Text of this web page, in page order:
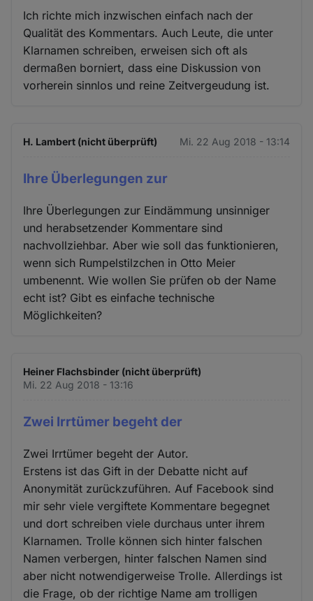
Ich richte mich inzwischen einfach nach der
Qualität des Kommentars. Auch Leute, die unter
Klarnamen schreiben, erweisen sich oft als
dermaßen borniert, dass eine Diskussion von
vorherein sinnlos und reine Zeitvergeudung ist.
H. Lambert (nicht überprüft) Mi. 22 Aug 2018 - 13:14
Ihre Überlegungen zur
Ihre Überlegungen zur Eindämmung unsinniger
und herabsetzender Kommentare sind
nachvollziehbar. Aber wie soll das funktionieren,
wenn sich Rumpelstilzchen in Otto Meier
umbenennt. Wie wollen Sie prüfen ob der Name
echt ist? Gibt es einfache technische
Möglichkeiten?
Heiner Flachsbinder (nicht überprüft)
Mi. 22 Aug 2018 - 13:16
Zwei Irrtümer begeht der
Zwei Irrtümer begeht der Autor.
Erstens ist das Gift in der Debatte nicht auf
Anonymität zurückzuführen. Auf Facebook sind
mir sehr viele vergiftete Kommentare begegnet
und dort schreiben viele durchaus unter ihrem
Klarnamen. Trolle können sich hinter falschen
Namen verbergen, hinter falschen Namen sind
aber nicht notwendigerweise Trolle. Allerdings ist
die Frage, ob der richtige Name am trolligen